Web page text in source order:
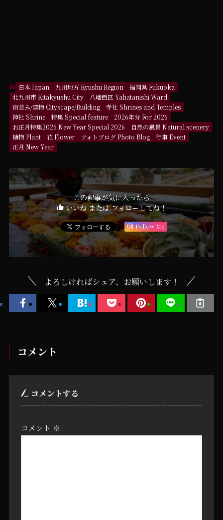
日本 Japan 九州地方 Kyushu Region
福岡県 Fukuoka
北九州市 Kitakyushu City
八幡西区 Yahatanishi Ward
街並み/建物 Cityscape/Building
寺社 Shrines and Temples
神社 Shrine
特集 Special feature
2026年分 For 2026
お正月特集2026 New Year Special 2026
自然の風景 Natural scenery
植物 Plant
花 Flower フォトブログ Photo Blog
行事 Event
正月 New Year
この記事が気に入ったら
いいね または フォローしてね！
Follow Me
よろしければシェア、お願いします！
コメント
コメントする
コメント ※